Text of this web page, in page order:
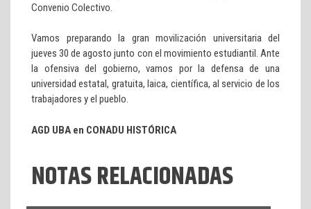
Convenio Colectivo.
Vamos preparando la gran movilización universitaria del
jueves 30 de agosto junto con el movimiento estudiantil. Ante
la ofensiva del gobierno, vamos por la defensa de una
universidad estatal, gratuita, laica, científica, al servicio de los
trabajadores y el pueblo.
AGD UBA en CONADU HISTÓRICA
NOTAS RELACIONADAS